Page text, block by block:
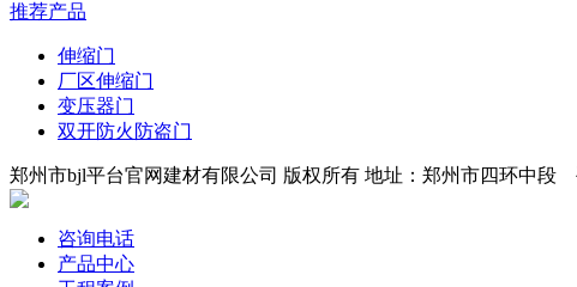
推荐产品
伸缩门
厂区伸缩门
变压器门
双开防火防盗门
郑州市bjl平台官网建材有限公司 版权所有 地址：郑州市四环中段
咨询电话
产品中心